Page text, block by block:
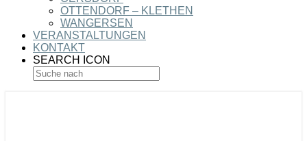
OTTENDORF – KLETHEN
WANGERSEN
VERANSTALTUNGEN
KONTAKT
SEARCH ICON